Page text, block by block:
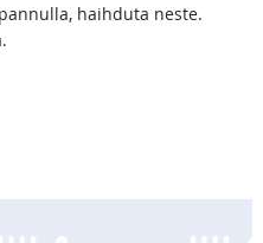
haihduta neste.